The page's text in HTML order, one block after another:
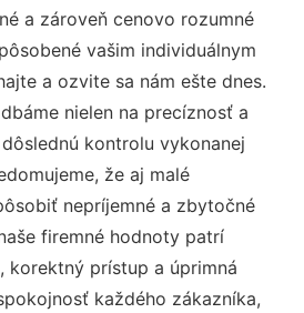
a zároveň cenovo rozumné
vašim individuálnym
a ozvite sa nám ešte dnes.
nielen na precíznosť a
kontrolu vykonanej
že aj malé
nepríjemné a zbytočné
firemné hodnoty patrí
korektný prístup a úprimná
každého zákazníka,